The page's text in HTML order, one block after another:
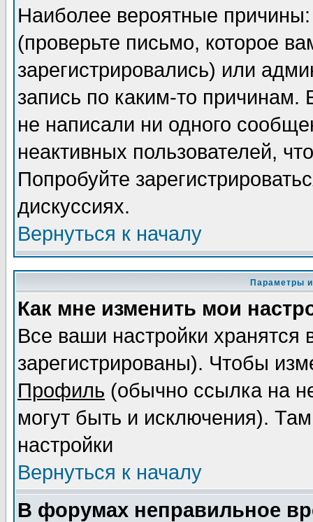
Наиболее вероятные
(проверьте письмо, которое
зарегистрировались) или
запись по каким-то
не написали ни одного
неактивных пользователей,
Попробуйте
дискуссиях.
Вернуться к началу
Параметры
Как мне изменить мои
Все ваши настройки
зарегистрированы). Чтобы
Профиль (обычно ссылка на
могут быть и исключения).
настройки
Вернуться к началу
В форумах неправильное